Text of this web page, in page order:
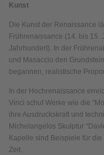
Kunst
Die Kunst der Renaissance
Frührenaissance (14. bis
Jahrhundert). In der
und Masaccio den
begannen, realistische
In der Hochrenaissance
Vinci schuf Werke wie die
ihre Ausdruckskraft und
Michelangelos Skulptur
Kapelle sind Beispiele für
Zeit.